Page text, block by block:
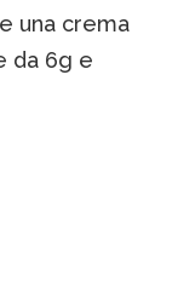
una crema
da 6g e